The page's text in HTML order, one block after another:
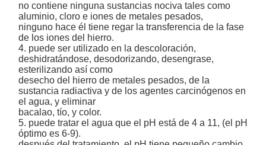
no contiene ninguna sustancias nociva tales como
aluminio, cloro e iones de metales pesados,
ninguno hace él tiene regar la transferencia de la fase
de los iones del hierro.
4. puede ser utilizado en la descoloración,
deshidratándose, desodorizando, desengrase,
esterilizando así como
desecho del hierro de metales pesados, de la
sustancia radiactiva y de los agentes carcinógenos en
el agua, y eliminar
bacalao, tío, y color.
5. puede tratar el agua que el pH está de 4 a 11, (el pH
óptimo es 6-9).